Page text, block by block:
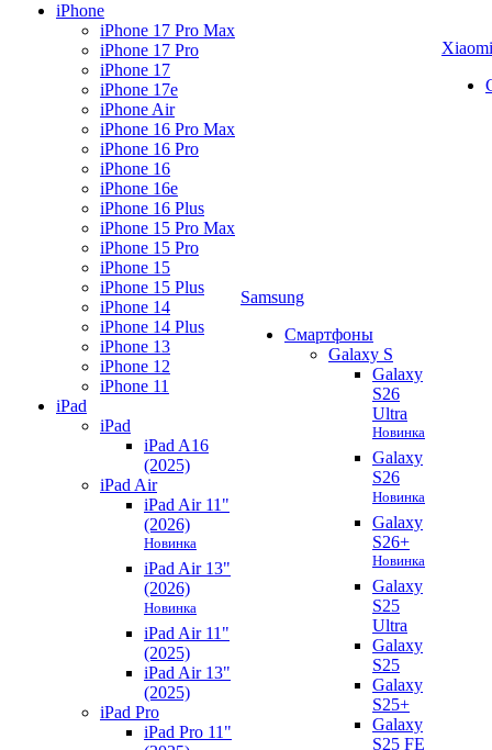
iPhone
iPhone 17 Pro Max
iPhone 17 Pro
iPhone 17
iPhone 17e
iPhone Air
iPhone 16 Pro Max
iPhone 16 Pro
iPhone 16
iPhone 16e
iPhone 16 Plus
iPhone 15 Pro Max
iPhone 15 Pro
iPhone 15
iPhone 15 Plus
iPhone 14
iPhone 14 Plus
iPhone 13
iPhone 12
iPhone 11
iPad
iPad
iPad A16
(2025)
iPad Air
iPad Air 11"
(2026)
Новинка
iPad Air 13"
(2026)
Новинка
iPad Air 11"
(2025)
iPad Air 13"
(2025)
iPad Pro
iPad Pro 11"
Samsung
Смартфоны
Galaxy S
Galaxy
S26
Ultra
Новинка
Galaxy
S26
Новинка
Galaxy
S26+
Новинка
Galaxy
S25
Ultra
Galaxy
S25
Galaxy
S25+
Galaxy
S25 FE
Xiaomi